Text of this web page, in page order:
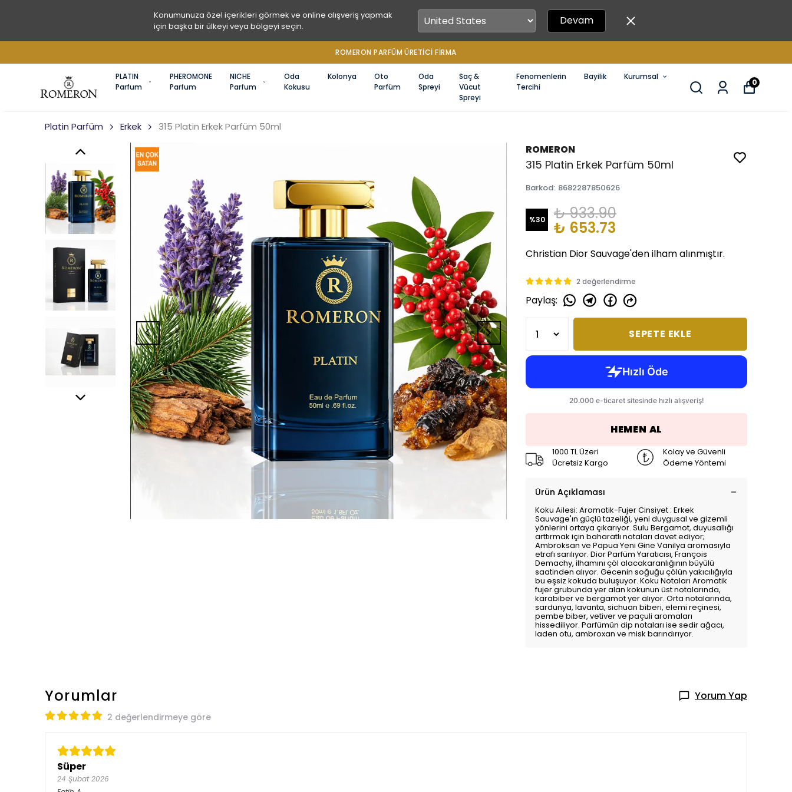
Konumunuza özel içerikleri görmek ve online alışveriş yapmak
için başka bir ülkeyi veya bölgeyi seçin.
Devam
1000 TL ÜZERİ ÜCRETSİZ KARGO
PLATIN
Parfum
PHEROMONE
Parfum
NICHE
Parfum
Oda
Kokusu
Kolonya
Oto
Parfüm
Oda
Spreyi
Saç &
Vücut
Spreyi
Fenomenlerin
Tercihi
Bayilik Kurumsal
0
Platin Parfüm Erkek 315 Platin Erkek Parfüm 50ml
ROMERON
315 Platin Erkek Parfüm 50ml
Barkod: 8682287850626
%30 ₺ 933.90
₺ 653.73
Christian Dior Sauvage'den ilham alınmıştır.
2 değerlendirme
Paylaş:
SEPETE EKLE
HEMEN AL
1000 TL Üzeri
Ücretsiz Kargo
Kolay ve Güvenli
Ödeme Yöntemi
Ürün Açıklaması
Koku Ailesi: Aromatik-Fujer Cinsiyet : Erkek
Sauvage'ın güçlü tazeliği, yeni duygusal ve gizemli
yönlerini ortaya çıkarıyor. Sulu Bergamot, duyusallığı
arttırmak için baharatlı notaları davet ediyor;
Ambroksan ve Papua Yeni Gine Vanilya aromasıyla
etrafı sarılıyor. Dior Parfüm Yaratıcısı, François
Demachy, ilhamını çöl alacakaranlığının büyülü
saatinden alıyor. Gecenin soğuğu çölün yakıcılığıyla
bu eşsiz kokuda buluşuyor. Koku Notaları Aromatik
fujer grubunda yer alan kokunun üst notalarında,
karabiber ve bergamot yer alıyor. Orta notalarında,
sardunya, lavanta, sichuan biberi, elemi reçinesi,
pembe biber, vetiver ve paçuli aromaları
hissediliyor. Parfümün dip notaları ise sedir ağacı,
laden otu, ambroxan ve misk barındırıyor.
Yorumlar Yorum Yap
2 değerlendirmeye göre
Süper
24 Şubat 2026